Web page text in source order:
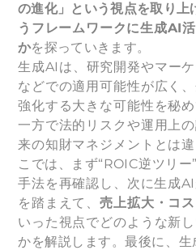
の進化」という視点を取り
うフレームワークに生成AI
かを探っていきます。
生成AIは、研究開発やマー
などでの適用可能性が広く
強化する大きな可能性を秘
一方で法的リスクや運用上
来の知財マネジメントとは
こでは、まず“ROIC逆ツリ
手法を再確認し、次に生成
を踏まえて、売上拡大・コ
いった視点でどのような新
かを解説します。最後に、